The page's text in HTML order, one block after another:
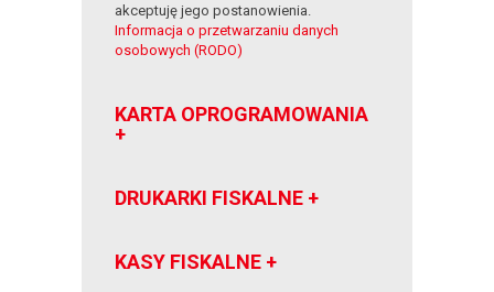
akceptuję jego postanowienia.
Informacja o przetwarzaniu danych
osobowych (RODO)
KARTA OPROGRAMOWANIA
DRUKARKI FISKALNE
KASY FISKALNE